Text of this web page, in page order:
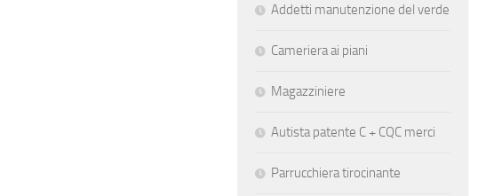
Addetti manutenzione del verde
Cameriera ai piani
Magazziniere
Autista patente C + CQC merci
Parrucchiera tirocinante